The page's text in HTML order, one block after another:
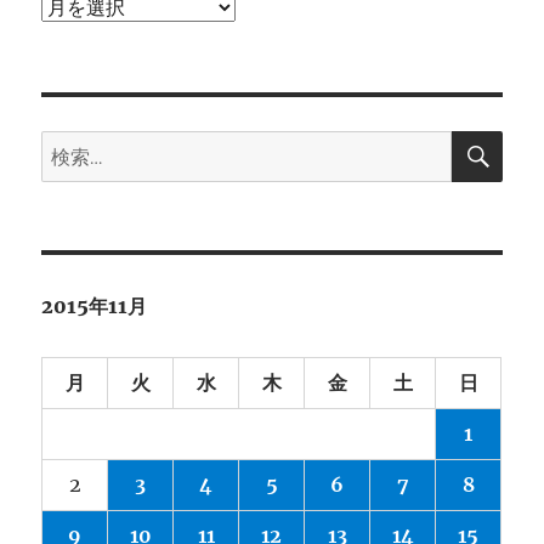
ア
ブ
検
索:
検
2015年11月
月 火 水 木 金 土 日
1
2 3 4 5 6 7 8
9 10 11 12 13 14 15